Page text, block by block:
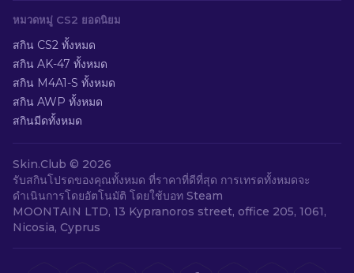
หมวดหมู่ CS2 ยอดนิยม
สกิน CS2 ทั้งหมด
สกิน AK-47 ทั้งหมด
สกิน M4A1-S ทั้งหมด
สกิน AWP ทั้งหมด
สกินมีดทั้งหมด
Skin.Club © 2026
รับสกินโปรดของคุณทั้งหมด ที่ราคาที่ดีที่สุด การเทรดทั้งหมดจะ
ดำเนินการโดยอัตโนมัติ โดยใช้บอท Steam
MOONTAIN LTD, 13 Kypranoros street, office 205, 1061,
Nicosia, Cyprus